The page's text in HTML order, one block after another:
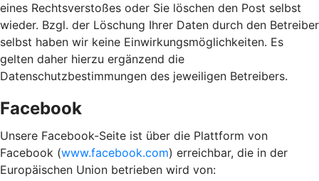
eines Rechtsverstoßes oder Sie löschen den Post selbst
wieder. Bzgl. der Löschung Ihrer Daten durch den Betreiber
selbst haben wir keine Einwirkungsmöglichkeiten. Es
gelten daher hierzu ergänzend die
Datenschutzbestimmungen des jeweiligen Betreibers.
Facebook
Unsere Facebook-Seite ist über die Plattform von
Facebook (www.facebook.com) erreichbar, die in der
Europäischen Union betrieben wird von: